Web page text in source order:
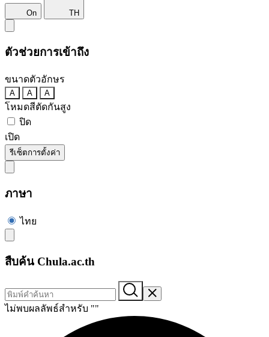
On TH
ตัวช่วยการเข้าถึง
ขนาดตัวอักษร
A A A
โหมดสีตัดกันสูง
ปิด
เปิด
รีเซ็ตการตั้งค่า
ภาษา
ไทย
สืบค้น Chula.ac.th
ไม่พบผลลัพธ์สำหรับ ""